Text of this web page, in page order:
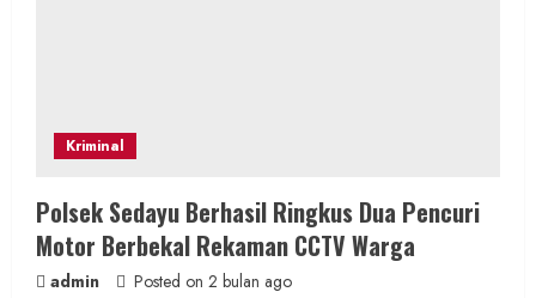
Kriminal
Polsek Sedayu Berhasil Ringkus Dua Pencuri
Motor Berbekal Rekaman CCTV Warga
admin Posted on 2 bulan ago